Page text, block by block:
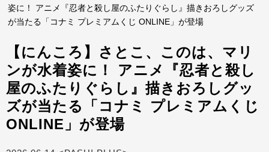
姿に！ アニメ『忍者と殺し屋のふたりぐらし』描きおろしグッズ
が当たる「コナミ プレミアムくじ ONLINE」が登場
【にんころ】さとこ、このは、マリ
ンが水着姿に！ アニメ『忍者と殺し
屋のふたりぐらし』描きおろしグッ
ズが当たる「コナミ プレミアムくじ
ONLINE」が登場